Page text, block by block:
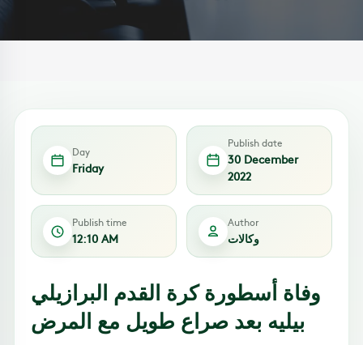
Day
Friday
Publish date
30 December
2022
Publish time
12:10 AM
Author
وكالات
وفاة أسطورة كرة القدم البرازيلي
بيليه بعد صراع طويل مع المرض